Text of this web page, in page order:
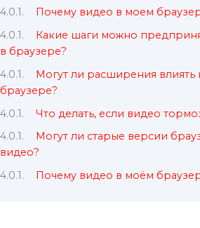
Почему видео в моем
Какие шаги можно
в браузере?
Могут ли расширения влиять
браузере?
Что делать, если видео
Могут ли старые версии
видео?
Почему видео в моём